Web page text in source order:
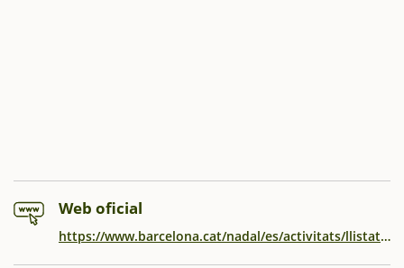
Web oficial
https://www.barcelona.cat/nadal/es/activitats/llistat/99400682072